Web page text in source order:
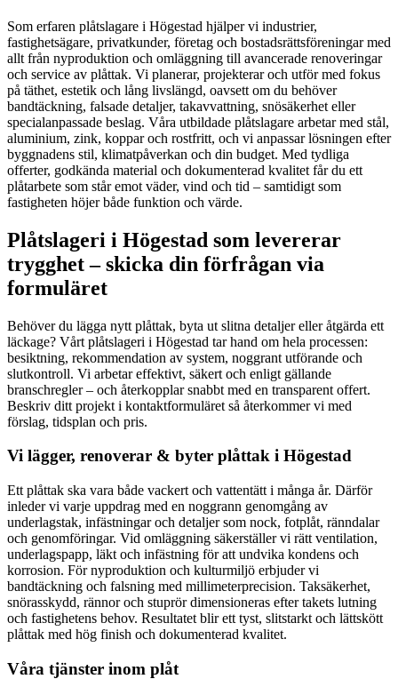
Som erfaren plåtslagare i Högestad hjälper vi industrier,
fastighetsägare, privatkunder, företag och bostadsrättsföreningar med
allt från nyproduktion och omläggning till avancerade renoveringar
och service av plåttak. Vi planerar, projekterar och utför med fokus
på täthet, estetik och lång livslängd, oavsett om du behöver
bandtäckning, falsade detaljer, takavvattning, snösäkerhet eller
specialanpassade beslag. Våra utbildade plåtslagare arbetar med stål,
aluminium, zink, koppar och rostfritt, och vi anpassar lösningen efter
byggnadens stil, klimatpåverkan och din budget. Med tydliga
offerter, godkända material och dokumenterad kvalitet får du ett
plåtarbete som står emot väder, vind och tid – samtidigt som
fastigheten höjer både funktion och värde.
Plåtslageri i Högestad som levererar
trygghet – skicka din förfrågan via
formuläret
Behöver du lägga nytt plåttak, byta ut slitna detaljer eller åtgärda ett
läckage? Vårt plåtslageri i Högestad tar hand om hela processen:
besiktning, rekommendation av system, noggrant utförande och
slutkontroll. Vi arbetar effektivt, säkert och enligt gällande
branschregler – och återkopplar snabbt med en transparent offert.
Beskriv ditt projekt i kontaktformuläret så återkommer vi med
förslag, tidsplan och pris.
Vi lägger, renoverar & byter plåttak i Högestad
Ett plåttak ska vara både vackert och vattentätt i många år. Därför
inleder vi varje uppdrag med en noggrann genomgång av
underlagstak, infästningar och detaljer som nock, fotplåt, ränndalar
och genomföringar. Vid omläggning säkerställer vi rätt ventilation,
underlagspapp, läkt och infästning för att undvika kondens och
korrosion. För nyproduktion och kulturmiljö erbjuder vi
bandtäckning och falsning med millimeterprecision. Taksäkerhet,
snörasskydd, rännor och stuprör dimensioneras efter takets lutning
och fastighetens behov. Resultatet blir ett tyst, slitstarkt och lättskött
plåttak med hög finish och dokumenterad kvalitet.
Våra tjänster inom plåt